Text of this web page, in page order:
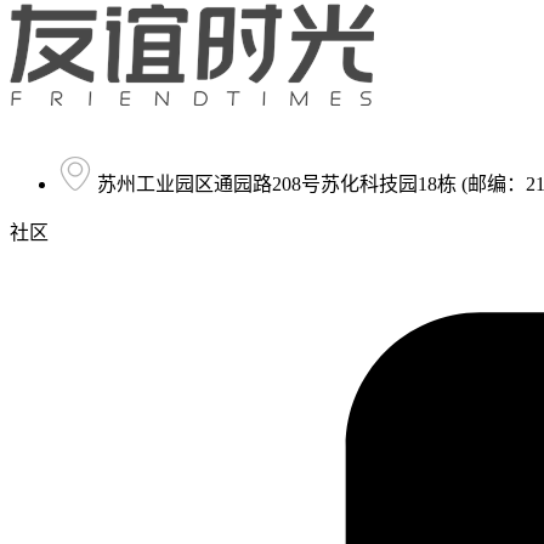
苏州工业园区通园路208号苏化科技园18栋 (邮编：
社区